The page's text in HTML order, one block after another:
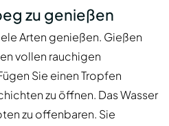
zu genießen
Arten genießen. Gießen
vollen rauchigen
Sie einen Tropfen
zu öffnen. Das Wasser
zu offenbaren. Sie